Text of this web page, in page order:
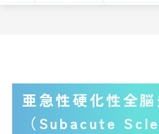
亜急性硬化性全脳
（Subacute